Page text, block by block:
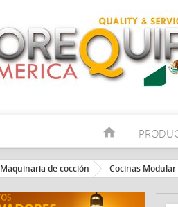
home
Maquinaria de cocción Cocinas